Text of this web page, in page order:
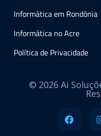
Informática em Rondônia
Informática no Acre
Política de Privacidade
© 2026 Ai